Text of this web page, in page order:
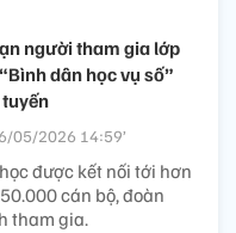
người tham gia lớp
dân học vụ số”
05/2026 14:59’
được kết nối tới hơn
cán bộ, đoàn
tham gia.